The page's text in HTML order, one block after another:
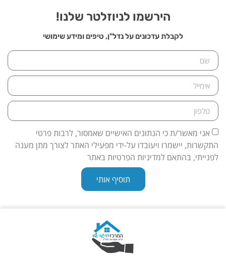
הירשמו לניוזלטר שלנו!
לקבלת עדכונים על נדל"ן, טיפים ומידע שימושי
אני מאשר/ת כי הנתונים האישיים שאמסור, לרבות פרטי
התקשרות, יישמרו ויעובדו על-ידי מפעילי האתר לצורך מתן מענה
לפנייתי, בהתאם למדיניות הפרטיות באתר
תוסיף אותי